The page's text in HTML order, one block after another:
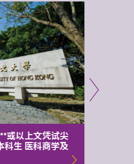
或以上文凭试尖
科生 医科商学及